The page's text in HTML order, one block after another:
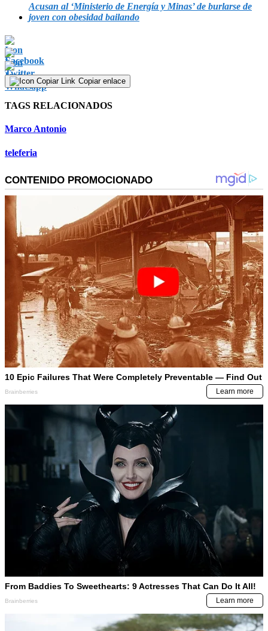
Acusan al ‘Ministerio de Energía y Minas’ de burlarse de
joven con obesidad bailando
Copiar enlace
TAGS RELACIONADOS
Marco Antonio
teleferia